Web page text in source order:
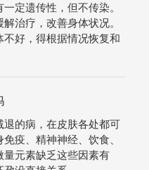
定遗传性，但不传染。
治疗，改善身体状况。
好，得根据情况恢复和
的病，在皮肤各处都可
疫、精神神经、饮食、
元素缺乏这些因素有